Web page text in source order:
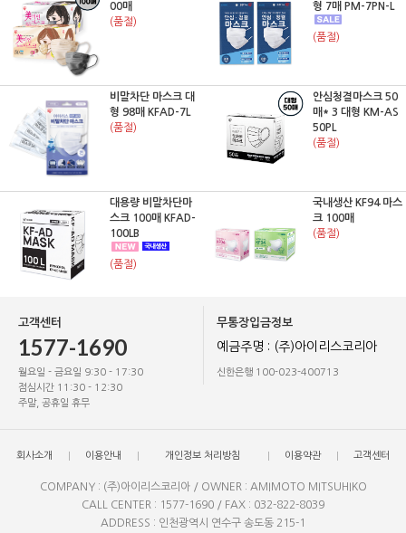
00매
(품절)
형 7매 PM-7PN-L
(품절)
비말차단 마스크 대
형 98매 KFAD-7L
(품절)
안심청결마스크 50
매* 3 대형 KM-AS
50PL
(품절)
대용량 비말차단마
스크 100매 KFAD-
100LB
(품절)
국내생산 KF94 마스
크 100매
(품절)
고객센터
1577-1690
월요일 - 금요일 9:30 - 17:30
점심시간 11:30 - 12:30
주말, 공휴일 휴무
무통장입금정보
예금주명 : (주)아이리스코리아
신한은행 100-023-400713
회사소개 이용안내 개인정보 처리방침 이용약관 고객센터
COMPANY : (주)아이리스코리아 / OWNER : AMIMOTO MITSUHIKO
CALL CENTER : 1577-1690 / FAX : 032-822-8039
ADDRESS : 인천광역시 연수구 송도동 215-1